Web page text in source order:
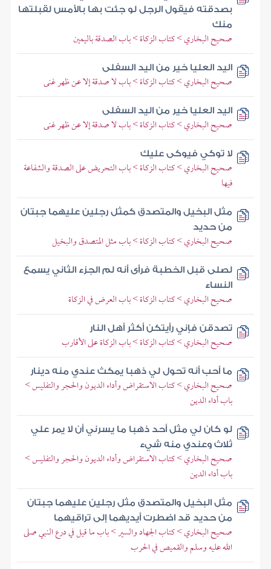
بصدقته فيقول الرجل لو جئت بها بالأمس لقبلتها
منك
صحيح البخاري > كتاب الزكاة > باب الصدقة باليمين
اليد العليا خير من اليد السفلى
صحيح البخاري > كتاب الزكاة > باب لا صدقة إلا عن ظهر غنى
اليد العليا خير من اليد السفلى
صحيح البخاري > كتاب الزكاة > باب لا صدقة إلا عن ظهر غنى
لا توكي فيوكى عليك
صحيح البخاري > كتاب الزكاة > باب التحريض على الصدقة والشفاعة
فيها
مثل البخيل والمتصدق كمثل رجلين عليهما جبتان
من حديد
صحيح البخاري > كتاب الزكاة > باب مثل المتصدق والبخيل
لصلى قبل الخطبة فرأى أنه لم الجزء الثاني يسمع
النساء
صحيح البخاري > كتاب الزكاة > باب العرض في الزكاة
تصدقن فإني رأيتكن أكثر أهل النار
صحيح البخاري > كتاب الزكاة > باب الزكاة على الأقارب
ما أحب أنه تحول لي ذهبا يمكث عندي منه دينار
صحيح البخاري > كتاب الاستقراض وأداء الديون والحجر والتفليس >
باب أداء الدين
لو كان لي مثل أحد ذهبا ما يسرني أن لا يمر علي
ثلاث وعندي منه شيء
صحيح البخاري > كتاب الاستقراض وأداء الديون والحجر والتفليس >
باب أداء الدين
مثل البخيل والمتصدق مثل رجلين عليهما جبتان
من حديد قد اضطرت أيديهما إلى تراقيهما
صحيح البخاري > كتاب الجهاد والسير > باب ما قيل في درع النبي صلى
الله عليه وسلم والقميص في الحرب